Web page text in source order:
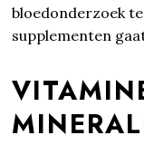
bloedonderzoek
supplementen